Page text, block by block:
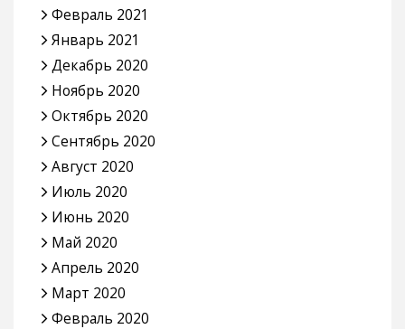
Февраль 2021
Январь 2021
Декабрь 2020
Ноябрь 2020
Октябрь 2020
Сентябрь 2020
Август 2020
Июль 2020
Июнь 2020
Май 2020
Апрель 2020
Март 2020
Февраль 2020